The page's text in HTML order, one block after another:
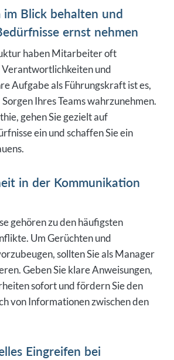
im Blick behalten und
ernst nehmen
haben Mitarbeiter oft
und
Aufgabe als Führungskraft ist es,
Ihres Teams wahrzunehmen.
gehen Sie gezielt auf
ein und schaffen Sie ein
in der Kommunikation
gehören zu den häufigsten
Um Gerüchten und
sollten Sie als Manager
Geben Sie klare Anweisungen,
sofort und fördern Sie den
von Informationen zwischen den
Eingreifen bei